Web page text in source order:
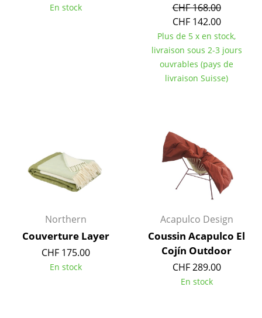
Tables de conférence et Pupitres
Tables hautes & Pupitres
Tables enfants
Table de jardin
Chariots & Dessertes
Pièces détachées
En stock
CHF 168.00
CHF 142.00
Plus de 5 x en stock,
livraison sous 2-3 jours
ouvrables (pays de
livraison Suisse)
Northern
Couverture Layer
CHF 175.00
En stock
Acapulco Design
Coussin Acapulco El
Cojín Outdoor
CHF 289.00
En stock